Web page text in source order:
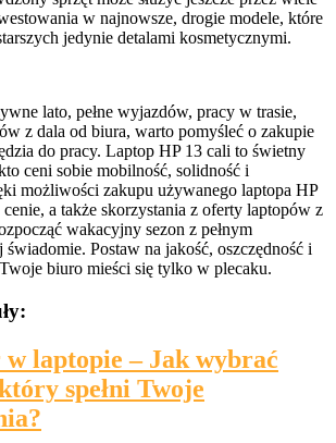
w najnowsze, drogie modele, które
jedynie detalami kosmetycznymi.
lato, pełne wyjazdów, pracy w trasie,
z dala od biura, warto pomyśleć o zakupie
do pracy. Laptop HP 13 cali to świetny
ceni sobie mobilność, solidność i
możliwości zakupu używanego laptopa HP
a także skorzystania z oferty laptopów z
wakacyjny sezon z pełnym
Postaw na jakość, oszczędność i
biuro mieści się tylko w plecaku.
w laptopie – Jak wybrać
spełni Twoje